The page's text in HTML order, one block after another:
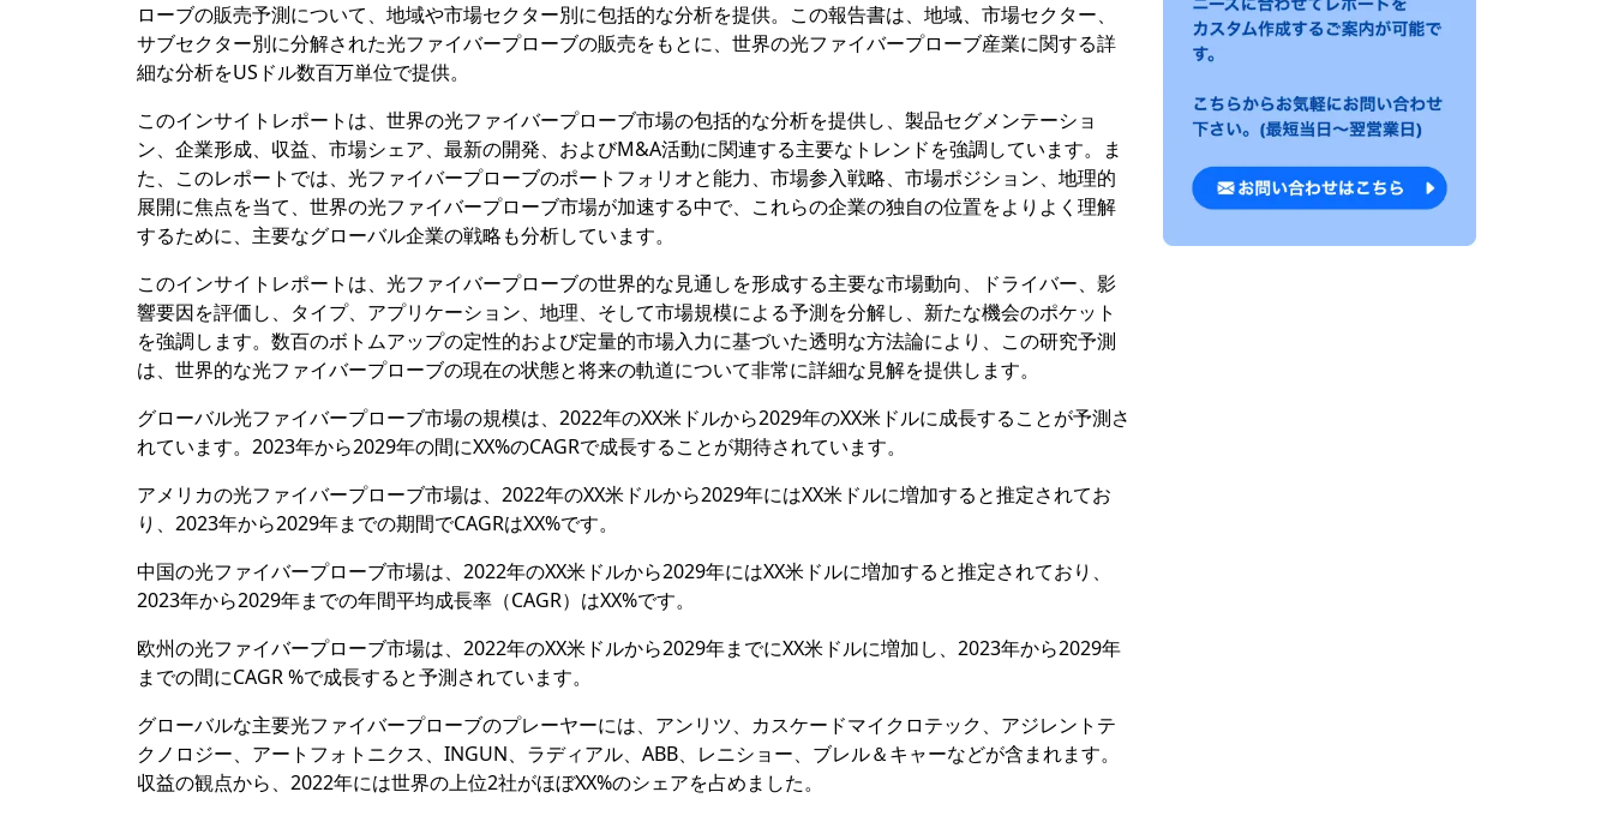
ローブの販売予測について、地域や市場セクター別に包括的な分析を提供。この報告書は、地域、市場セクター、
サブセクター別に分解された光ファイバープローブの販売をもとに、世界の光ファイバープローブ産業に関する詳
細な分析をUSドル数百万単位で提供。
このインサイトレポートは、世界の光ファイバープローブ市場の包括的な分析を提供し、製品セグメンテーショ
ン、企業形成、収益、市場シェア、最新の開発、およびM&A活動に関連する主要なトレンドを強調しています。ま
た、このレポートでは、光ファイバープローブのポートフォリオと能力、市場参入戦略、市場ポジション、地理的
展開に焦点を当て、世界の光ファイバープローブ市場が加速する中で、これらの企業の独自の位置をよりよく理解
するために、主要なグローバル企業の戦略も分析しています。
このインサイトレポートは、光ファイバープローブの世界的な見通しを形成する主要な市場動向、ドライバー、影
響要因を評価し、タイプ、アプリケーション、地理、そして市場規模による予測を分解し、新たな機会のポケット
を強調します。数百のボトムアップの定性的および定量的市場入力に基づいた透明な方法論により、この研究予測
は、世界的な光ファイバープローブの現在の状態と将来の軌道について非常に詳細な見解を提供します。
グローバル光ファイバープローブ市場の規模は、2022年のXX米ドルから2029年のXX米ドルに成長することが予測さ
れています。2023年から2029年の間にXX%のCAGRで成長することが期待されています。
アメリカの光ファイバープローブ市場は、2022年のXX米ドルから2029年にはXX米ドルに増加すると推定されてお
り、2023年から2029年までの期間でCAGRはXX%です。
中国の光ファイバープローブ市場は、2022年のXX米ドルから2029年にはXX米ドルに増加すると推定されており、
2023年から2029年までの年間平均成長率（CAGR）はXX%です。
欧州の光ファイバープローブ市場は、2022年のXX米ドルから2029年までにXX米ドルに増加し、2023年から2029年
までの間にCAGR %で成長すると予測されています。
グローバルな主要光ファイバープローブのプレーヤーには、アンリツ、カスケードマイクロテック、アジレントテ
クノロジー、アートフォトニクス、INGUN、ラディアル、ABB、レニショー、ブレル＆キャーなどが含まれます。
収益の観点から、2022年には世界の上位2社がほぼXX%のシェアを占めました。